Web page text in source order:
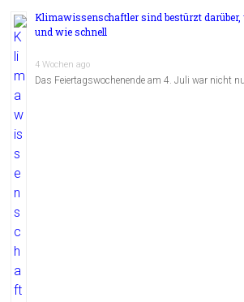
Klimawissenschaftler sind bestürzt
und wie schnell
4 Wochen ago
Das Feiertagswochenende am 4. Juli war nicht